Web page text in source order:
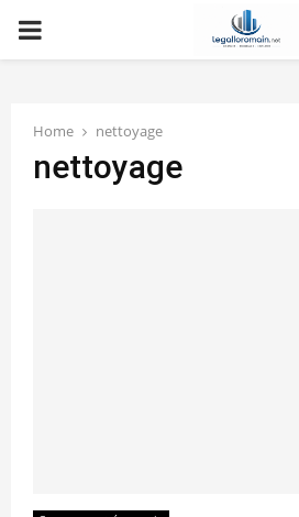
PRIMARY
Home nettoyage
nettoyage